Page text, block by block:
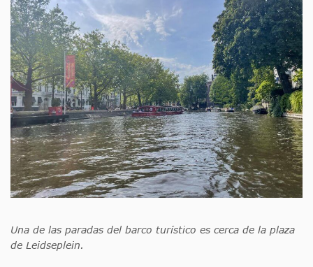
Una de las paradas del barco turístico es cerca de la plaza
de Leidseplein.